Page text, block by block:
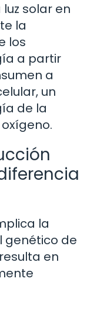
solar en
la
los
a partir
a
un
de la
la
genético de
en